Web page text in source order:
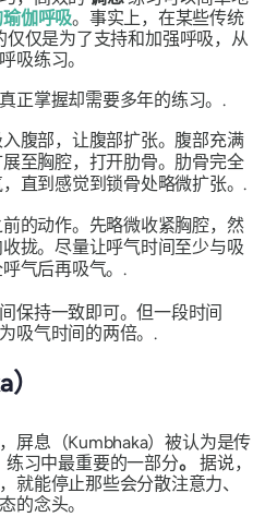
伽呼吸。事实上，在某些传统
仅仅是为了支持和加强呼吸，从
吸练习。
正掌握却需要多年的练习。.
腹部，让腹部扩张。腹部充满
至胸腔，打开肋骨。肋骨完全
直到感觉到锁骨处略微扩张。.
的动作。先略微收紧胸腔，然
拢。尽量让呼气时间至少与吸
气后再吸气。.
保持一致即可。但一段时间
吸气时间的两倍。.
屏息（Kumbhaka）被认为是传
习中最重要的一部分。
据说，
就能停止那些会分散注意力、
的念头。